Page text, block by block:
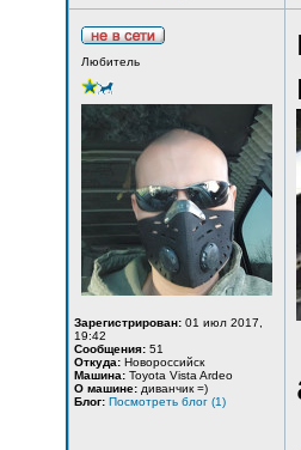
Любитель
Зарегистрирован: 01 июл 2017,
19:42
Сообщения: 51
Откуда: Новороссийск
Машина: Toyota Vista Ardeo
О машине: диванчик =)
Блог: Посмотреть блог (1)